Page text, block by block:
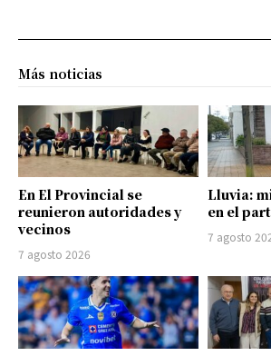
Más noticias
En El Provincial se
reunieron autoridades y
vecinos
7 agosto 2026
Lluvia:
en el
7 agosto